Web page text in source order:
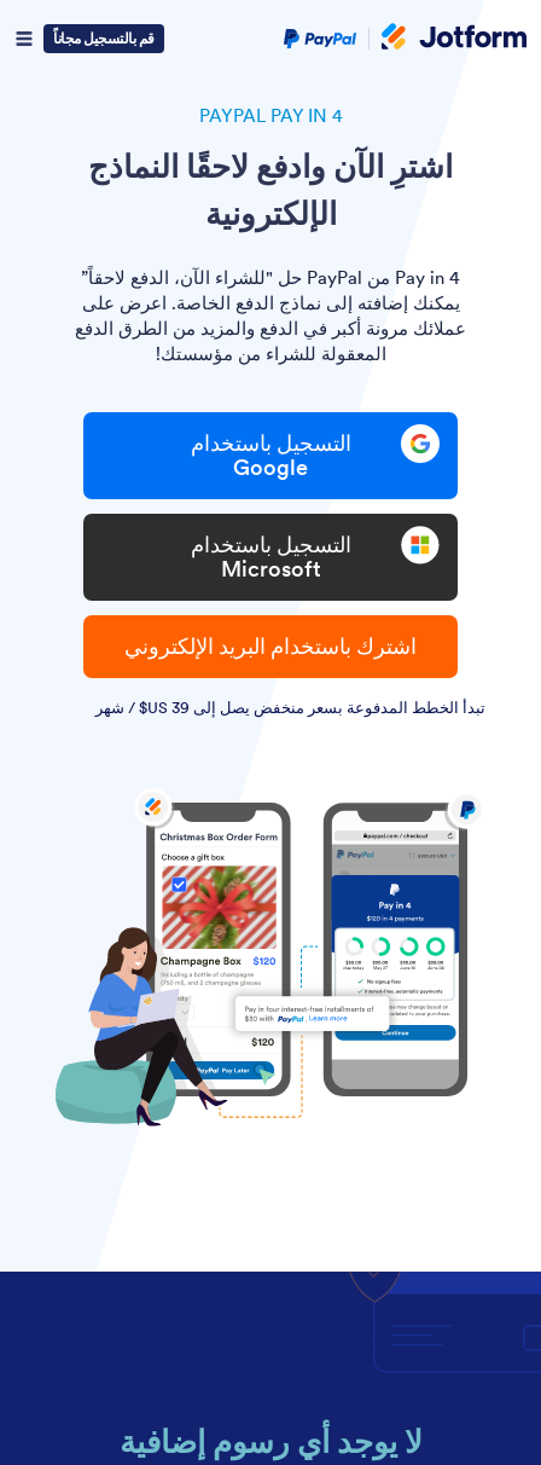
Paypal
Logo
قم بالتسجيل مجاناً
PAYPAL PAY IN 4
اشترِ الآن وادفع لاحقًا النماذج
الإلكترونية
Pay in 4 من PayPal حل "للشراء الآن، الدفع لاحقاً”
يمكنك إضافته إلى نماذج الدفع الخاصة. اعرض على
عملائك مرونة أكبر في الدفع والمزيد من الطرق الدفع
المعقولة للشراء من مؤسستك!
التسجيل باستخدام
Google
التسجيل باستخدام
Microsoft
اشترك باستخدام البريد الإلكتروني
تبدأ الخطط المدفوعة بسعر منخفض يصل إلى ‏39 US$ / شهر
لا يوجد أي رسوم إضافية